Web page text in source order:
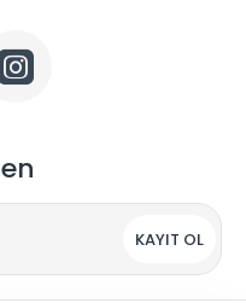
KAYIT OL